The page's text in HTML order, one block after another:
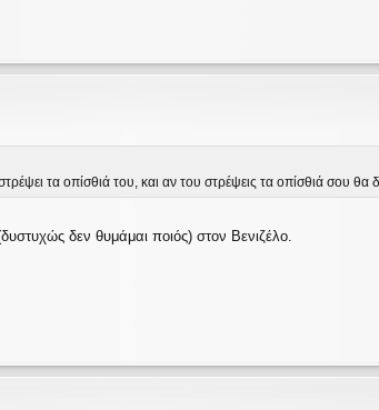
τα οπίσθιά του, και αν του στρέψεις τα οπίσθιά σου θα
δεν θυμάμαι ποιός) στον Βενιζέλο.